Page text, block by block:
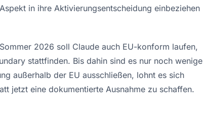
in ihre Aktivierungsentscheidung einbeziehen
2026 soll Claude auch EU-konform laufen,
stattfinden. Bis dahin sind es nur noch wenige
außerhalb der EU ausschließen, lohnt es sich
jetzt eine dokumentierte Ausnahme zu schaffen.